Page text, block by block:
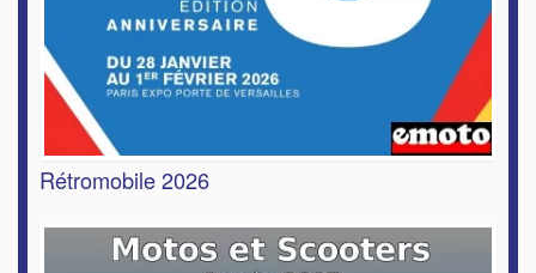
Rétromobile 2026